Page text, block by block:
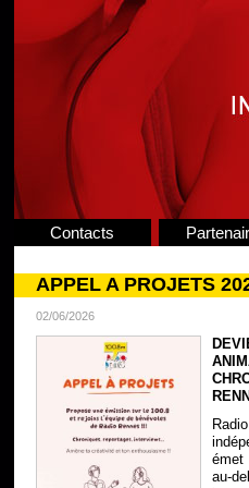
Contacts
APPEL A PROJETS
02/06/2026
émet
au-